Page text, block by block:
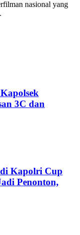
nasional yang
3C dan
Kapolri Cup
Penonton,